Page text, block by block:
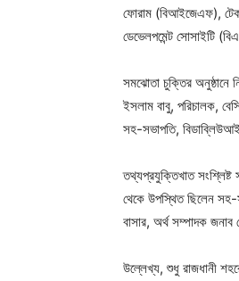
ফোরাম (বিআইজেএফ),
ডেভেলপমেন্ট সোসাইটি
সমঝোতা চুক্তির অনুষ্ঠানে
ইসলাম বাবু, পরিচালক,
সহ-সভাপতি,
তথ্যপ্রযুক্তিখাত সংশ্লিষ্ট
থেকে উপস্থিত ছিলেন সহ-
বাসার, অর্থ সম্পাদক
উল্লেখ্য, শুধু রাজধানী